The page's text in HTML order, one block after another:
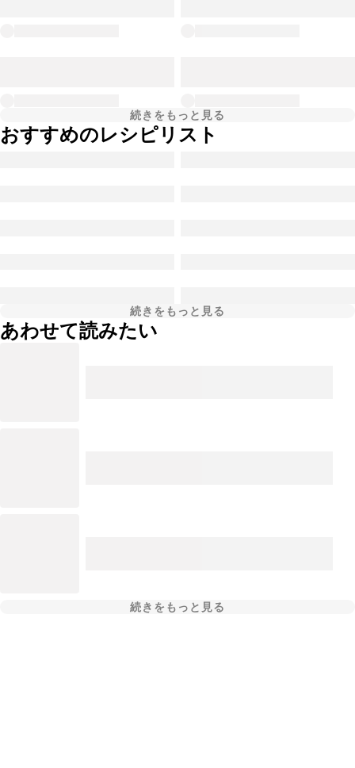
続きをもっと見る
おすすめのレシピリスト
続きをもっと見る
あわせて読みたい
続きをもっと見る